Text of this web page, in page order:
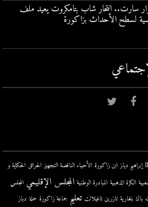
سارت.. انتحار شاب بتامكروت يعيد ملف
لسطح الأحداث بزاكورة
إبراهيم دياز ابن زاكورة الأحياء الناقصة التجهيز الحرائق الحكاية و
الكرة الذهبية المبادرة الوطنية المجلس الإقليمي المجلس
باك بلغارية تازرين تافيلالت تعليم جماعة زاكورة حملة دباز